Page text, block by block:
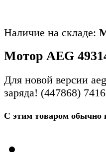
Наличие на складе:
Мотор AEG
Для новой версии
заряда! (447868)
С этим товаром обычно